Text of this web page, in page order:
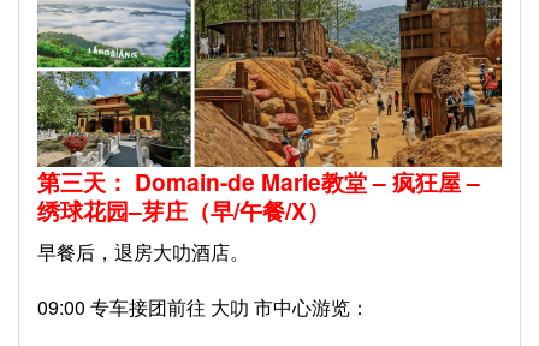
第三天： Domain-de Marie教堂– 疯狂屋 –
绣球花园–芽庄 （早/午餐/X）
早餐后，退房大叻酒店。
09:00 专车接团前往 大叻 市中心游览：